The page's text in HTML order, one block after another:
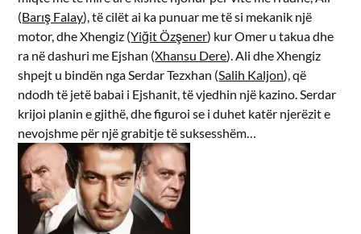
(Barış Falay), të cilët ai ka punuar me të si mekanik një
motor, dhe Xhengiz (Yiğit Özşener) kur Omer u takua dhe
ra në dashuri me Ejshan (Xhansu Dere). Ali dhe Xhengiz
shpejt u bindën nga Serdar Tezxhan (Salih Kaljon), që
ndodh të jetë babai i Ejshanit, të vjedhin një kazino. Serdar
krijoi planin e gjithë, dhe figuroi se i duhet katër njerëzit e
nevojshme për një grabitje të suksesshëm…